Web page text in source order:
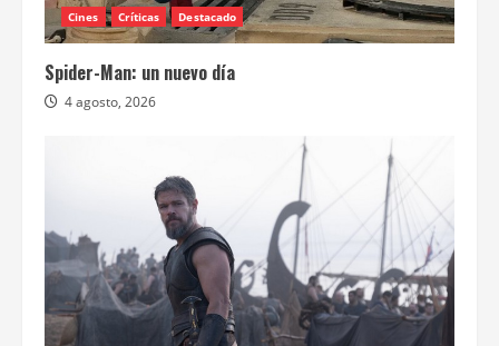
Cines Críticas Destacado
Spider-Man: un nuevo día
4 agosto, 2026